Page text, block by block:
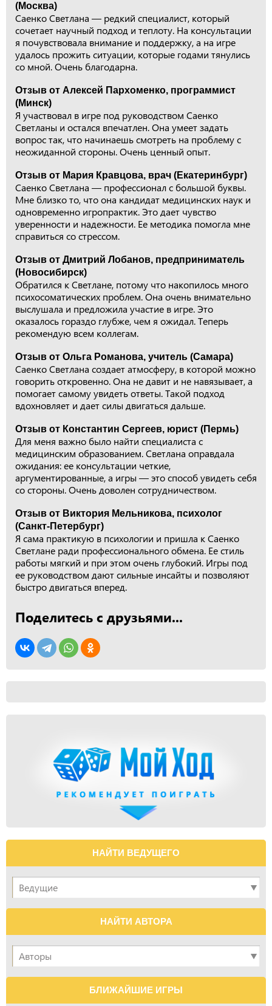
(Москва)
Саенко Светлана — редкий специалист, который
сочетает научный подход и теплоту. На консультации
я почувствовала внимание и поддержку, а на игре
удалось прожить ситуации, которые годами тянулись
со мной. Очень благодарна.
Отзыв от Алексей Пархоменко, программист
(Минск)
Я участвовал в игре под руководством Саенко
Светланы и остался впечатлен. Она умеет задать
вопрос так, что начинаешь смотреть на проблему с
неожиданной стороны. Очень ценный опыт.
Отзыв от Мария Кравцова, врач (Екатеринбург)
Саенко Светлана — профессионал с большой буквы.
Мне близко то, что она кандидат медицинских наук и
одновременно игропрактик. Это дает чувство
уверенности и надежности. Ее методика помогла мне
справиться со стрессом.
Отзыв от Дмитрий Лобанов, предприниматель
(Новосибирск)
Обратился к Светлане, потому что накопилось много
психосоматических проблем. Она очень внимательно
выслушала и предложила участие в игре. Это
оказалось гораздо глубже, чем я ожидал. Теперь
рекомендую всем коллегам.
Отзыв от Ольга Романова, учитель (Самара)
Саенко Светлана создает атмосферу, в которой можно
говорить откровенно. Она не давит и не навязывает, а
помогает самому увидеть ответы. Такой подход
вдохновляет и дает силы двигаться дальше.
Отзыв от Константин Сергеев, юрист (Пермь)
Для меня важно было найти специалиста с
медицинским образованием. Светлана оправдала
ожидания: ее консультации четкие,
аргументированные, а игры — это способ увидеть себя
со стороны. Очень доволен сотрудничеством.
Отзыв от Виктория Мельникова, психолог
(Санкт-Петербург)
Я сама практикую в психологии и пришла к Саенко
Светлане ради профессионального обмена. Ее стиль
работы мягкий и при этом очень глубокий. Игры под
ее руководством дают сильные инсайты и позволяют
быстро двигаться вперед.
Поделитесь с друзьями...
НАЙТИ ВЕДУЩЕГО
НАЙТИ АВТОРА
БЛИЖАЙШИЕ ИГРЫ